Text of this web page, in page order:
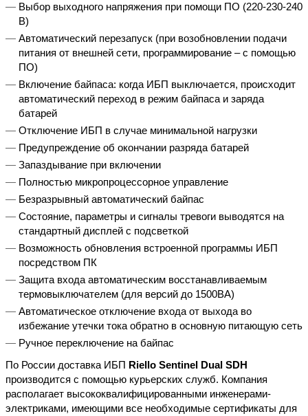
Выбор выходного напряжения при помощи ПО (220-230-240
В)
Автоматический перезапуск (при возобновлении подачи
питания от внешней сети, программирование – с помощью
ПО)
Включение байпаса: когда ИБП выключается, происходит
автоматический переход в режим байпаса и заряда
батарей
Отключение ИБП в случае минимальной нагрузки
Предупреждение об окончании разряда батарей
Запаздывание при включении
Полностью микропроцессорное управление
Безразрывный автоматический байпас
Состояние, параметры и сигналы тревоги выводятся на
стандартный дисплей с подсветкой
Возможность обновления встроенной программы ИБП
посредством ПК
Защита входа автоматическим восстанавливаемым
термовыключателем (для версий до 1500ВА)
Автоматическое отключение входа от выхода во
избежание утечки тока обратно в основную питающую сеть
Ручное переключение на байпас
По России доставка ИБП Riello Sentinel Dual SDH
производится с помощью курьерских служб. Компания
располагает высококвалифицированными инженерами-
электриками, имеющими все необходимые сертификаты для